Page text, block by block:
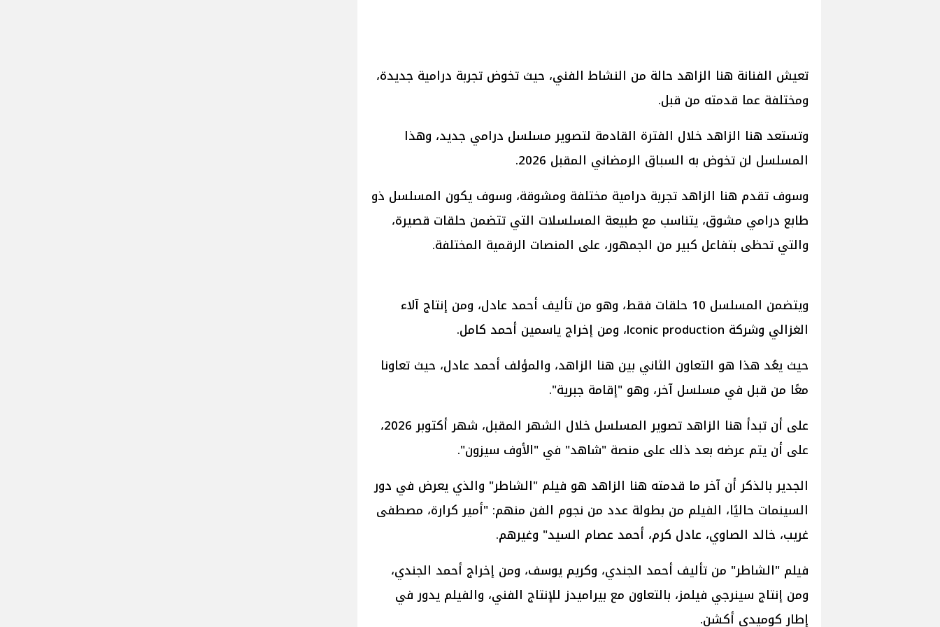
تعيش الفنانة هنا الزاهد حالة من النشاط الفني، حيث تخوض تجربة درامية جديدة،
ومختلفة عما قدمته من قبل.
وتستعد هنا الزاهد خلال الفترة القادمة لتصوير مسلسل درامي جديد، وهذا
المسلسل لن تخوض به السباق الرمضاني المقبل 2026.
وسوف تقدم هنا الزاهد تجربة درامية مختلفة ومشوقة، وسوف يكون المسلسل ذو
طابع درامي مشوق، يتناسب مع طبيعة المسلسلات التي تتضمن حلقات قصيرة،
والتي تحظى بتفاعل كبير من الجمهور، على المنصات الرقمية المختلفة.
ويتضمن المسلسل 10 حلقات فقط، وهو من تأليف أحمد عادل، ومن إنتاج آلاء
الغزالي وشركة lconic production، ومن إخراج ياسمين أحمد كامل.
حيث يعُد هذا هو التعاون الثاني بين هنا الزاهد، والمؤلف أحمد عادل، حيث تعاونا
معًا من قبل في مسلسل آخر، وهو "إقامة جبرية".
على أن تبدأ هنا الزاهد تصوير المسلسل خلال الشهر المقبل، شهر أكتوبر 2026،
على أن يتم عرضه بعد ذلك على منصة "شاهد" في "الأوف سيزون".
الجدير بالذكر أن آخر ما قدمته هنا الزاهد هو فيلم "الشاطر" والذي يعرض في دور
السينمات حاليًا، الفيلم من بطولة عدد من نجوم الفن منهم: "أمير كرارة، مصطفى
غريب، خالد الصاوي، عادل كرم، أحمد عصام السيد" وغيرهم.
فيلم "الشاطر" من تأليف أحمد الجندي، وكريم يوسف، ومن إخراج أحمد الجندي،
ومن إنتاج سينرجي فيلمز، بالتعاون مع بيراميدز للإنتاج الفني، والفيلم يدور في
إطار كوميدي أكشن.